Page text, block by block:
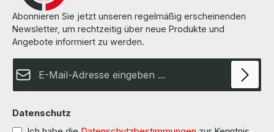
Abonnieren Sie jetzt unseren regelmäßig erscheinenden
Newsletter, um rechtzeitig über neue Produkte und
Angebote informiert zu werden.
Datenschutz